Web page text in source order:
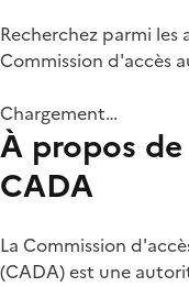
Recherchez parmi les
Commission d'accès
Chargement…
À propos
CADA
La Commission
(CADA) est une